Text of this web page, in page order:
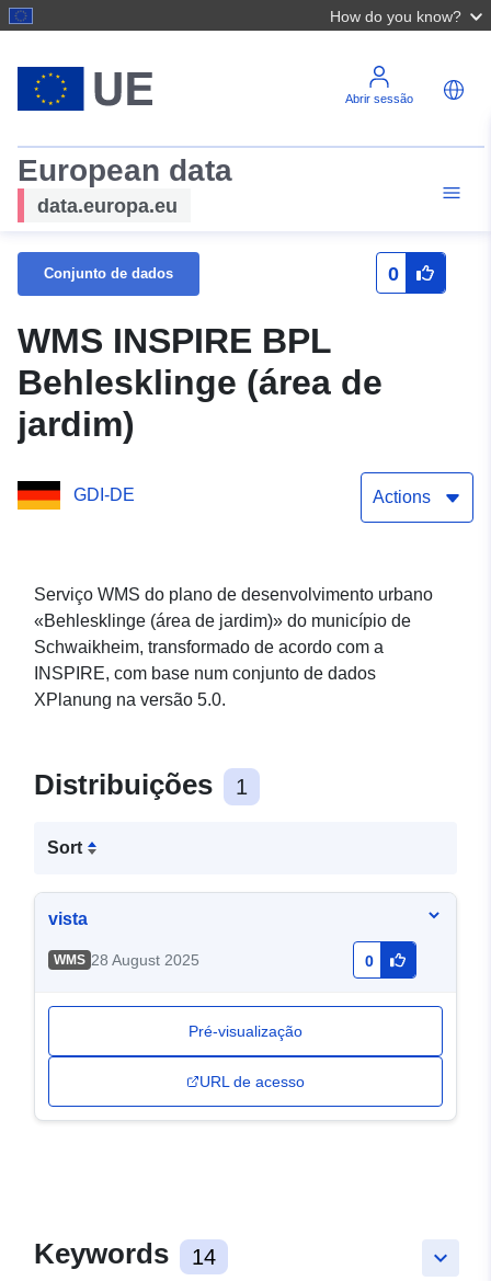
How do you know?
Abrir sessão
European data
data.europa.eu
Conjunto de dados 0
WMS INSPIRE BPL
Behlesklinge (área de
jardim)
GDI-DE Actions
Serviço WMS do plano de desenvolvimento urbano
«Behlesklinge (área de jardim)» do município de
Schwaikheim, transformado de acordo com a
INSPIRE, com base num conjunto de dados
XPlanung na versão 5.0.
Distribuições 1
Sort
vista
WMS 28 August 2025 0
Pré-visualização
URL de acesso
keyboard_arrow_down
Keywords 14